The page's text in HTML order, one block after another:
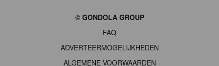
© GONDOLA GROUP
FAQ
ADVERTEERMOGELIJKHEDEN
ALGEMENE VOORWAARDEN